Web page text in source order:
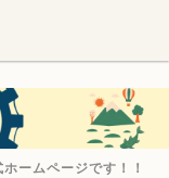
ームページです！！